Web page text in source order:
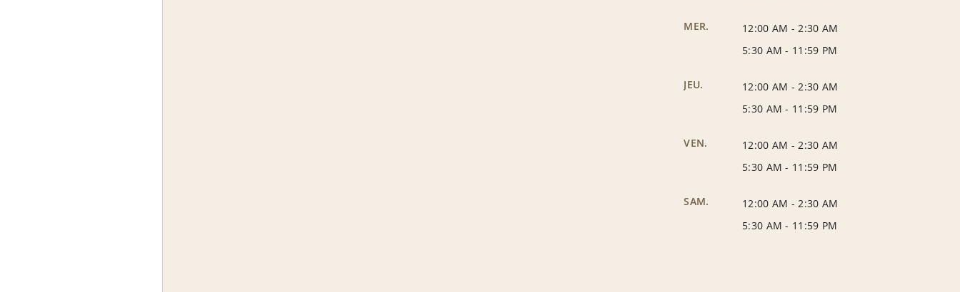
MER. 12:00 AM -2:30 AM
5:30 AM - 11:59 PM
JEU. 12:00 AM -2:30 AM
5:30 AM - 11:59 PM
VEN. 12:00 AM -2:30 AM
5:30 AM - 11:59 PM
SAM. 12:00 AM -2:30 AM
5:30 AM - 11:59 PM